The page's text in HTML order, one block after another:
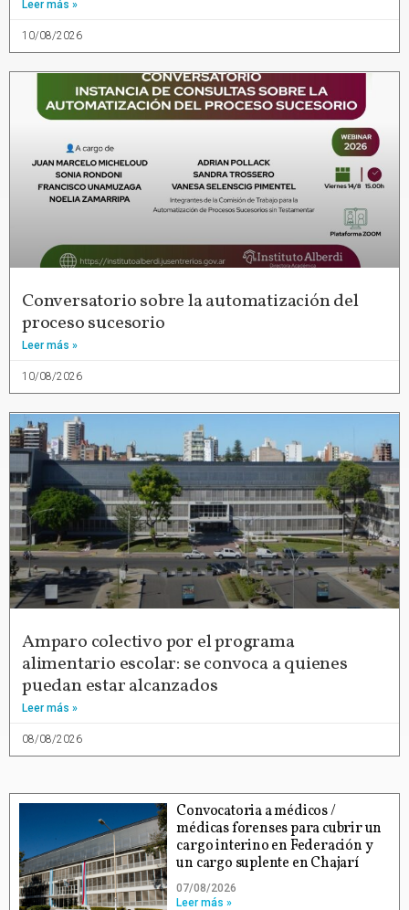
Leer más »
10/08/2026
Conversatorio sobre la automatización del
proceso sucesorio
Leer más »
10/08/2026
Amparo colectivo por el programa
alimentario escolar: se convoca a quienes
puedan estar alcanzados
Leer más »
08/08/2026
Convocatoria a médicos /
médicas forenses para cubrir un
cargo interino en Federación y
un cargo suplente en Chajarí
07/08/2026
Leer más »